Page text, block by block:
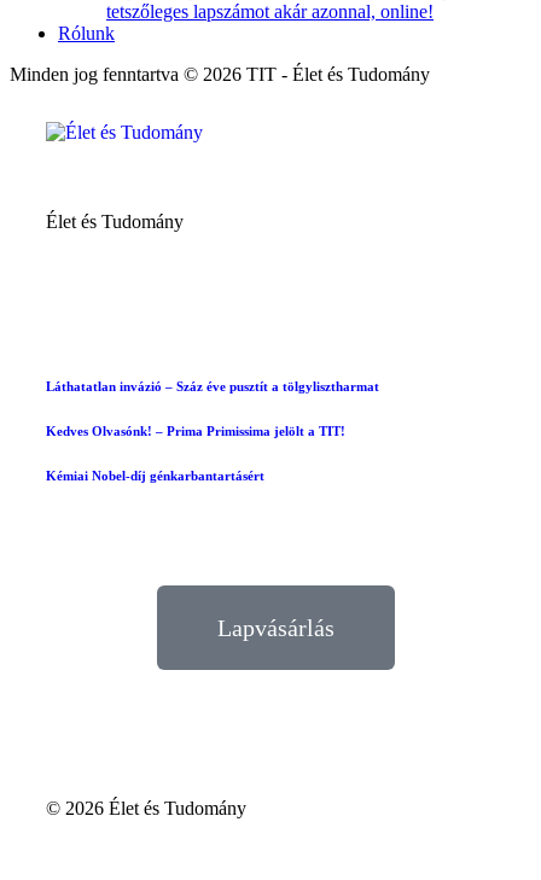
tetszőleges lapszámot akár azonnal, online!
Rólunk
Minden jog fenntartva © 2026 TIT - Élet és Tudomány
Élet és Tudomány
Láthatatlan invázió – Száz éve pusztít a tölgylisztharmat
Kedves Olvasónk! – Prima Primissima jelölt a TIT!
Kémiai Nobel-díj génkarbantartásért
Lapvásárlás
© 2026 Élet és Tudomány